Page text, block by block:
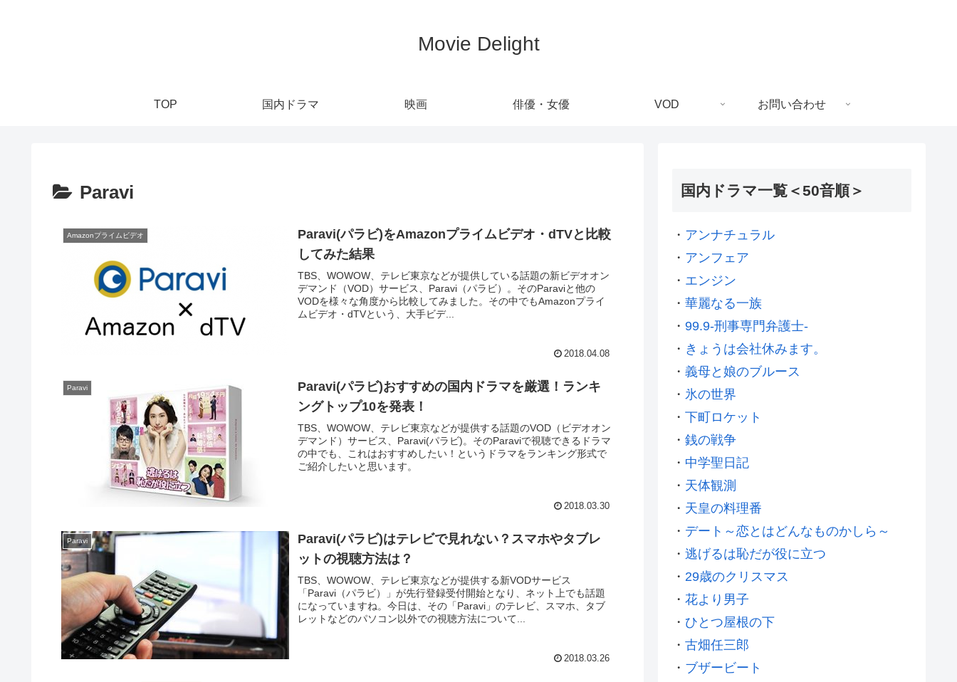
Movie Delight
TOP 国内ドラマ 映画 俳優・女優 VOD お問い合わせ
Paravi
Amazonプライムビデオ
Paravi(パラビ)をAmazonプライムビデオ・dTVと比較
してみた結果
TBS、WOWOW、テレビ東京などが提供している話題の新ビデオオン
デマンド（VOD）サービス、Paravi（パラビ）。そのParaviと他の
VODを様々な角度から比較してみました。その中でもAmazonプライ
ムビデオ・dTVという、大手ビデ...
2018.04.08
Paravi
Paravi(パラビ)おすすめの国内ドラマを厳選！ランキ
ングトップ10を発表！
TBS、WOWOW、テレビ東京などが提供する話題のVOD（ビデオオン
デマンド）サービス、Paravi(パラビ)。そのParaviで視聴できるドラマ
の中でも、これはおすすめしたい！というドラマをランキング形式で
ご紹介したいと思います。
2018.03.30
Paravi
Paravi(パラビ)はテレビで見れない？スマホやタブレ
ットの視聴方法は？
TBS、WOWOW、テレビ東京などが提供する新VODサービス
「Paravi（パラビ）」が先行登録受付開始となり、ネット上でも話題
になっていますね。今日は、その「Paravi」のテレビ、スマホ、タブ
レットなどのパソコン以外での視聴方法について...
2018.03.26
国内ドラマ一覧＜50音順＞
・ アンナチュラル
・ アンフェア
・ エンジン
・ 華麗なる一族
・ 99.9-刑事専門弁護士-
・ きょうは会社休みます。
・ 義母と娘のブルース
・ 氷の世界
・ 下町ロケット
・ 銭の戦争
・ 中学聖日記
・ 天体観測
・ 天皇の料理番
・ デート～恋とはどんなものかしら～
・ 逃げるは恥だが役に立つ
・ 29歳のクリスマス
・ 花より男子
・ ひとつ屋根の下
・ 古畑任三郎
・ ブザービート